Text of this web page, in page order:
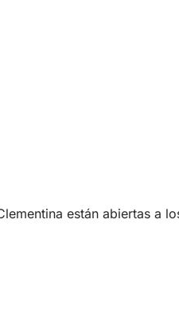
están abiertas a